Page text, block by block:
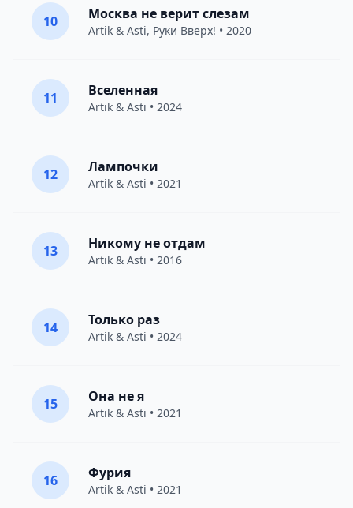
10 Москва не верит слезам
Artik & Asti, Руки Вверх! • 2020
11 Вселенная
Artik & Asti • 2024
12 Лампочки
Artik & Asti • 2021
13 Никому не отдам
Artik & Asti • 2016
14 Только раз
Artik & Asti • 2024
15 Она не я
Artik & Asti • 2021
16 Фурия
Artik & Asti • 2021